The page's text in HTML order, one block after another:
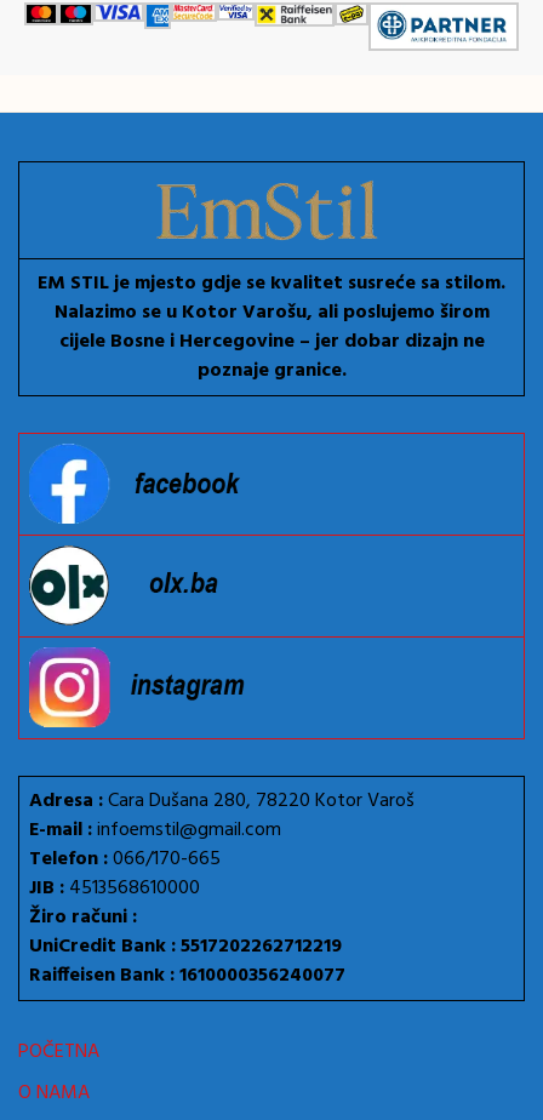
EM STIL je mjesto gdje se kvalitet susreće sa stilom.
Nalazimo se u Kotor Varošu, ali poslujemo širom
cijele Bosne i Hercegovine – jer dobar dizajn ne
poznaje granice.
Adresa :Cara Dušana 280, 78220 Kotor Varoš
E-mail :infoemstil@gmail.com
Telefon :066/170-665
JIB :4513568610000
Žiro računi :
UniCredit Bank : 5517202262712219
Raiffeisen Bank : 1610000356240077
POČETNA
O NAMA